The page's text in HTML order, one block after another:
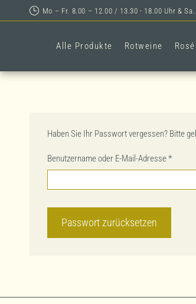
Mo – Fr. 8.00 – 12.00 / 13.30 - 18.00 Uhr &
Alle Produkte Rotweine
Haben Sie Ihr Passwort vergessen? Bitte
Benutzername oder E-Mail-Adresse*
Passwort zurücksetzen